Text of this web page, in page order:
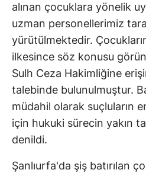
alınan çocuklara yönelik
uzman personellerimiz
yürütülmektedir.
ilkesince söz konusu
Sulh Ceza Hakimliğine
talebinde bulunulmuştur.
müdahil olarak suçluların
için hukuki sürecin yakın
denildi.
Şanlıurfa'da şiş batırılan